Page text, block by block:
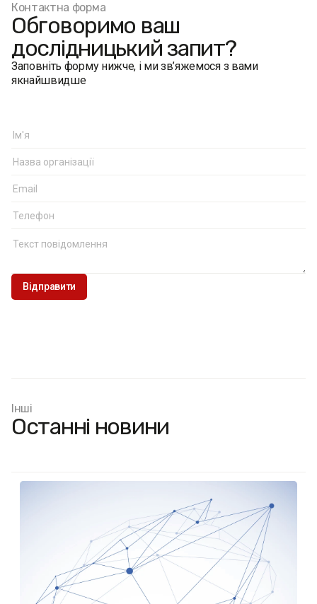
Контактна форма
Обговоримо ваш
дослідницький запит?
Заповніть форму нижче, і ми зв’яжемося з вами
якнайшвидше
Інші
Останні новини